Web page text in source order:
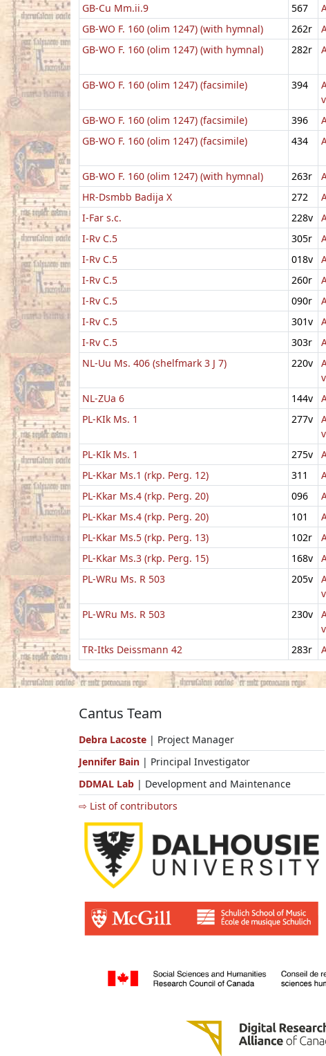
GB-Cu Mm.ii.9
567
GB-WO F. 160 (olim 1247) (with hymnal)
262r
GB-WO F. 160 (olim 1247) (with hymnal)
282r
GB-WO F. 160 (olim 1247) (facsimile) 394
GB-WO F. 160 (olim 1247) (facsimile) 396
GB-WO F. 160 (olim 1247) (facsimile)
434
GB-WO F. 160 (olim 1247) (with hymnal) 263r
HR-Dsmbb Badija X
272
I-Far s.c.
228v
I-Rv C.5
305r
I-Rv C.5
018v
I-Rv C.5
260r
I-Rv C.5
090r
I-Rv C.5
301v
I-Rv C.5
303r
NL-Uu Ms. 406 (shelfmark 3 J 7)
220v
NL-ZUa 6 144v
PL-KIk Ms. 1
277v
PL-KIk Ms. 1 275v
PL-Kkar Ms.1 (rkp. Perg. 12)
311
PL-Kkar Ms.4 (rkp. Perg. 20)
096
PL-Kkar Ms.4 (rkp. Perg. 20)
101
PL-Kkar Ms.5 (rkp. Perg. 13)
102r
PL-Kkar Ms.3 (rkp. Perg. 15)
168v
PL-WRu Ms. R 503
205v
PL-WRu Ms. R 503 230v
TR-Itks Deissmann 42 283r
Cantus Team
Debra Lacoste | Project Manager
Jennifer Bain | Principal Investigator
DDMAL Lab | Development and Maintenance
⇨ List of contributors